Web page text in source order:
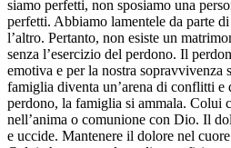
siamo perfetti, non sposiamo una
perfetti. Abbiamo lamentele da parte
l’altro. Pertanto, non esiste un
senza l’esercizio del perdono. Il
emotiva e per la nostra sopravvivenza
famiglia diventa un’arena di conflitti e
perdono, la famiglia si ammala. Colui
nell’anima o comunione con Dio. Il
e uccide. Mantenere il dolore nel